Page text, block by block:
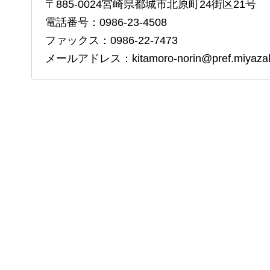
〒885-0024宮崎県都城市北原町24街区21号
電話番号：0986-23-4508
ファックス：0986-22-7473
メールアドレス：kitamoro-